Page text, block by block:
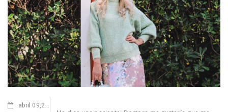
abril 09,2021